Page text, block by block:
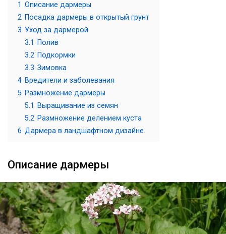
1 Описание дармеры
2 Посадка дармеры в открытый грунт
3 Уход за дармерой
3.1
Полив
3.2 Подкормки
3.3 Зимовка
4 Вредители и заболевания
5 Размножение дармеры
5.1
Выращивание из семян
5.2 Размножение делением куста
6 Дармера в ландшафтном дизайне
Описание дармеры